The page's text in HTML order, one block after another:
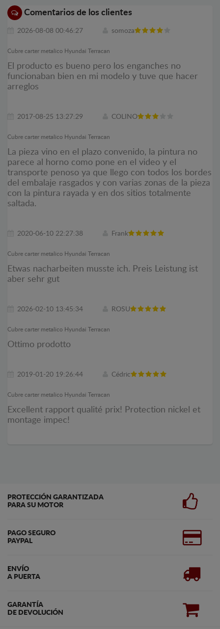
Comentarios de los clientes
2026-08-08 00:46:27 somoza
Cubre carter metalico Hyundai Terracan
El producto es bueno pero los enganches no
funcionaban bien en mi modelo y tuve que hacer
arreglos
2017-08-25 13:27:29 COLINO
Cubre carter metalico Hyundai Terracan
La pieza vino en el plazo convenido, la pintura no
parece al horno como pone en el video y el
transporte penoso ya que llego con todos los bordes
del embalaje rasgados y con varias zonas de la pieza
con la pintura rayada y en dos sitios totalmente
saltada.
2020-06-10 22:27:38 Frank
Cubre carter metalico Hyundai Terracan
Etwas nacharbeiten musste ich. Preis Leistung ist
aber sehr gut
2026-02-10 13:45:34 ROSU
Cubre carter metalico Hyundai Terracan
Ottimo prodotto
2019-01-20 19:26:44 Cédric
Cubre carter metalico Hyundai Terracan
Excellent rapport qualité prix! Protection nickel et
montage impec!
PROTECCIÓN GARANTIZADA
PARA SU MOTOR
PAGO SEGURO
PAYPAL
ENVÍO
A PUERTA
GARANTÍA
DE DEVOLUCIÓN